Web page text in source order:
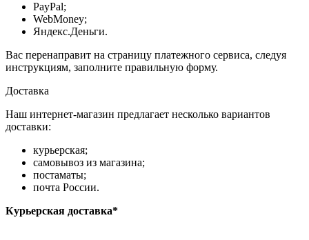
PayPal;
WebMoney;
Яндекс.Деньги.
Вас перенаправит на страницу платежного сервиса, следуя
инструкциям, заполните правильную форму.
Доставка
Наш интернет-магазин предлагает несколько вариантов
доставки:
курьерская;
самовывоз из магазина;
постаматы;
почта России.
Курьерская доставка*